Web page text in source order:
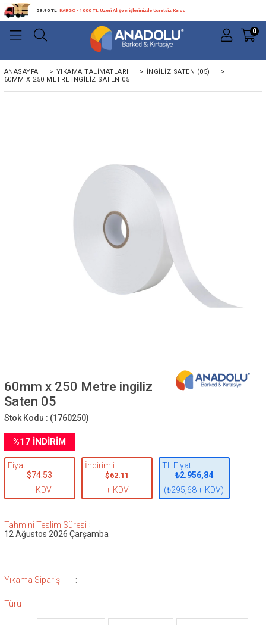
59.90 TL KARGO - 1000 TL Üzeri Alışverişlerinizde Ücretsiz Kargo
0
ANASAYFA > YIKAMA TALIMATLARI > İNGILIZ SATEN (05)
>
60MM X 250 METRE INGILIZ SATEN 05
60mm x 250 Metre ingiliz
Saten 05
Stok Kodu : (1760250)
%17İNDIRIM
Fiyat
$74.53
+ KDV
İndirimli
$62.11
+ KDV
TL Fiyat
₺2.956,84
(₺295,68 + KDV)
Tahmini Teslim Süresi :
12 Ağustos 2026 Çarşamba
Yıkama Sipariş
Türü
: